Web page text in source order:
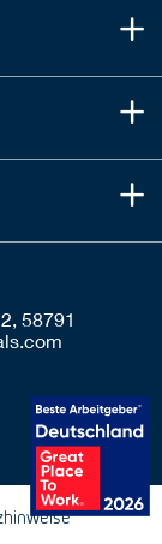
58791